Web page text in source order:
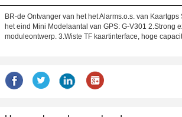
BR-de Ontvanger van het het Alarms.o.s. van
het eind Mini Modelaantal van GPS: G-V301 2.Strong
moduleontwerp. 3.Wiste TF kaartinterface, hoge